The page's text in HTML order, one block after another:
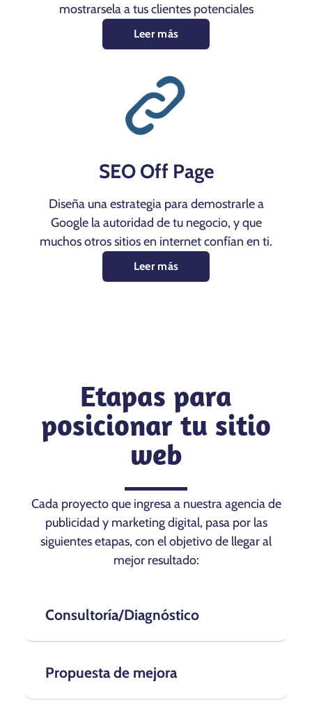
mostrarsela a tus clientes potenciales
Leer más
SEO Off Page
Diseña una estrategia para demostrarle a
Google la autoridad de tu negocio, y que
muchos otros sitios en internet confían en ti.
Leer más
Etapas para
posicionar tu sitio
web
Cada proyecto que ingresa a nuestra agencia de
publicidad y marketing digital, pasa por las
siguientes etapas, con el objetivo de llegar al
mejor resultado:
Consultoría/Diagnóstico
Propuesta de mejora